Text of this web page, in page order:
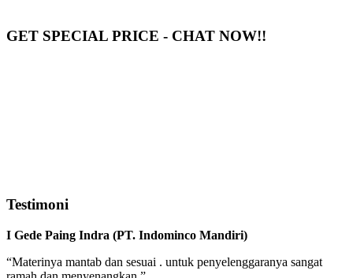
GET SPECIAL PRICE - CHAT NOW!!
Testimoni
I Gede Paing Indra (PT. Indominco Mandiri)
“Materinya mantab dan sesuai . untuk penyelenggaranya sangat